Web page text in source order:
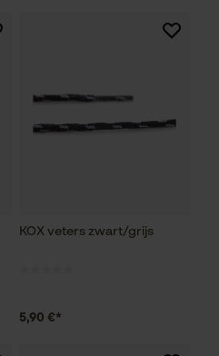
KOX veters zwart/grijs
5,90 €*